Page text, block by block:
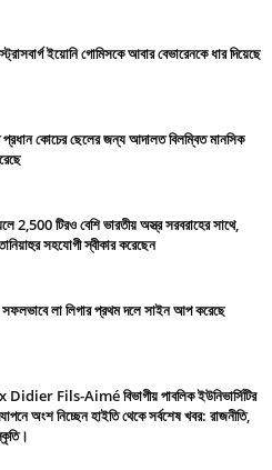
ইয়োনি গোমিসকে আবার বেভারেনকে ধার দিয়েছে
কোচের ছেলের জন্য আদালত বিলম্বিত মানসিক
2,500 টিরও বেশি ভারতীয় অস্ত্র সরবরাহের সাথে,
সহযোগী স্বীকার করেছেন
সফলভাবে লা লিগার প্রথম দলে সাইন আপ করেছে
Fils-Aimé বিভাগীয় পাবলিক ইউনিভার্সিটির
অংশ নিচ্ছেন হাইতি থেকে সর্বশেষ খবর: রাজনীতি,